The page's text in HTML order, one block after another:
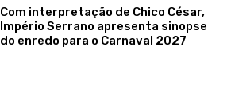
Com interpretação de Chico César,
Império Serrano apresenta sinopse
do enredo para o Carnaval 2027